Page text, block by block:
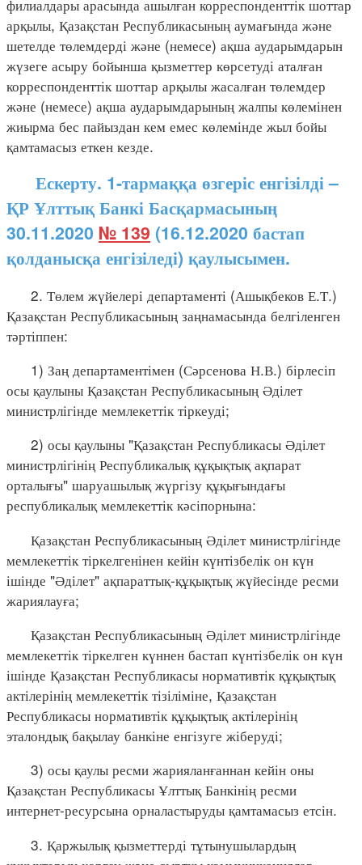
филиалдары арасында ашылған корреспонденттік шоттар
арқылы, Қазақстан Республикасының аумағында және
шетелде төлемдерді және (немесе) ақша аударымдарын
жүзеге асыру бойынша қызметтер көрсетуді аталған
корреспонденттік шоттар арқылы жасалған төлемдер
және (немесе) ақша аударымдарының жалпы көлемінен
жиырма бес пайыздан кем емес көлемінде жыл бойы
қамтамасыз еткен кезде.
Ескерту. 1-тармаққа өзгеріс енгізілді –
ҚР Ұлттық Банкі Басқармасының
30.11.2020 № 139 (16.12.2020 бастап
қолданысқа енгізіледі) қаулысымен.
2. Төлем жүйелері департаменті (Ашықбеков Е.Т.)
Қазақстан Республикасының заңнамасында белгіленген
тәртіппен:
1) Заң департаментімен (Сәрсенова Н.В.) бірлесіп
осы қаулыны Қазақстан Республикасының Әділет
министрлігінде мемлекеттік тіркеуді;
2) осы қаулыны "Қазақстан Республикасы Әділет
министрлігінің Республикалық құқықтық ақпарат
орталығы" шаруашылық жүргізу құқығындағы
республикалық мемлекеттік кәсіпорнына:
Қазақстан Республикасының Әділет министрлігінде
мемлекеттік тіркелгенінен кейін күнтізбелік он күн
ішінде "Әділет" ақпараттық-құқықтық жүйесінде ресми
жариялауға;
Қазақстан Республикасының Әділет министрлігінде
мемлекеттік тіркелген күннен бастап күнтізбелік он күн
ішінде Қазақстан Республикасы нормативтік құқықтық
актілерінің мемлекеттік тізіліміне, Қазақстан
Республикасы нормативтік құқықтық актілерінің
эталондық бақылау банкіне енгізуге жіберуді;
3) осы қаулы ресми жарияланғаннан кейін оны
Қазақстан Республикасы Ұлттық Банкінің ресми
интернет-ресурсына орналастыруды қамтамасыз етсін.
3. Қаржылық қызметтерді тұтынушылардың